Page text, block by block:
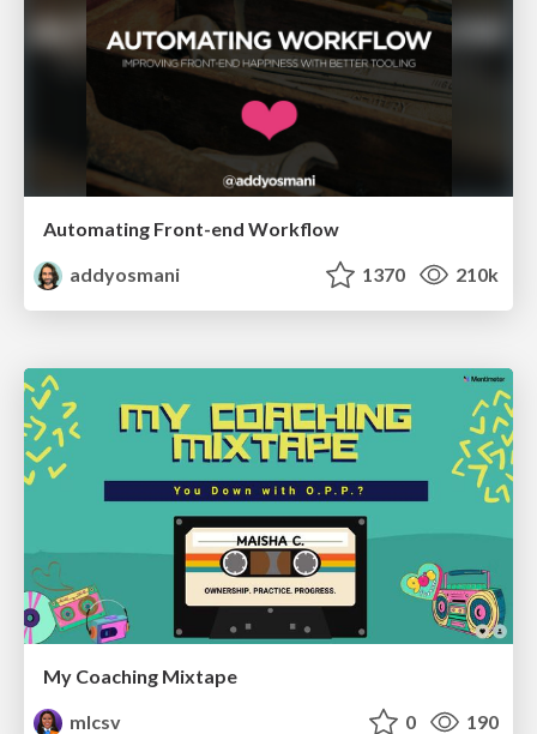
Automating Front-end Workflow
addyosmani
1370 210k
My Coaching Mixtape
mlcsv
0 190